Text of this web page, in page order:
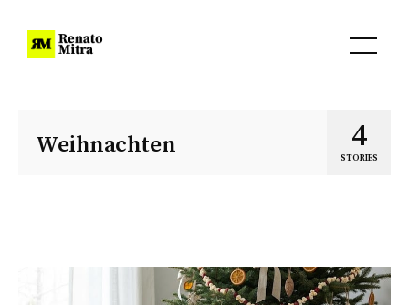
Weihnachten 4
STORIES